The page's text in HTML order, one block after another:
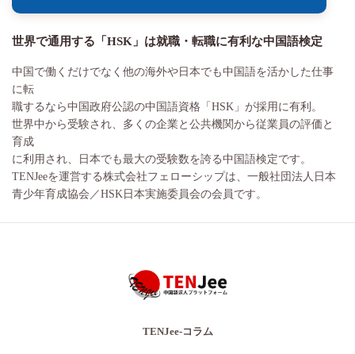
世界で通用する「HSK」は就職・転職に有利な中国語検定
中国で働くだけでなく他の海外や日本でも中国語を活かした仕事
に転
職するなら中国政府公認の中国語資格「HSK」が採用に有利。
世界中から受験され、多くの企業と公共機関から従業員の評価と
育成
に利用され、日本でも最大の受験数を誇る中国語検定です。
TENJeeを運営する株式会社フェローシップは、一般社団法人日本
青少年育成協会／HSK日本実施委員会の会員です。
TENJee-コラム